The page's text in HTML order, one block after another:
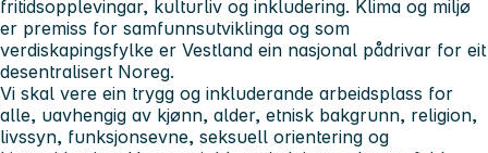
fritidsopplevingar, kulturliv og inkludering. Klima og miljø
er premiss for samfunnsutviklinga og som
verdiskapingsfylke er Vestland ein nasjonal pådrivar for eit
desentralisert Noreg.
Vi skal vere ein trygg og inkluderande arbeidsplass for
alle, uavhengig av kjønn, alder, etnisk bakgrunn, religion,
livssyn, funksjonsevne, seksuell orientering og